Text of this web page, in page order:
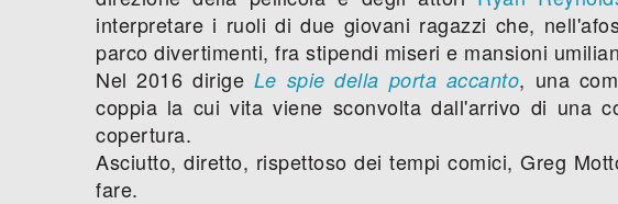
interpretare i ruoli di due giovani ragazzi che,
parco divertimenti, fra stipendi miseri e mansioni
Nel 2016 dirige Le spie della porta accanto, una
coppia la cui vita viene sconvolta dall'arrivo di una
copertura.
Asciutto, diretto, rispettoso dei tempi comici, Greg
fare.